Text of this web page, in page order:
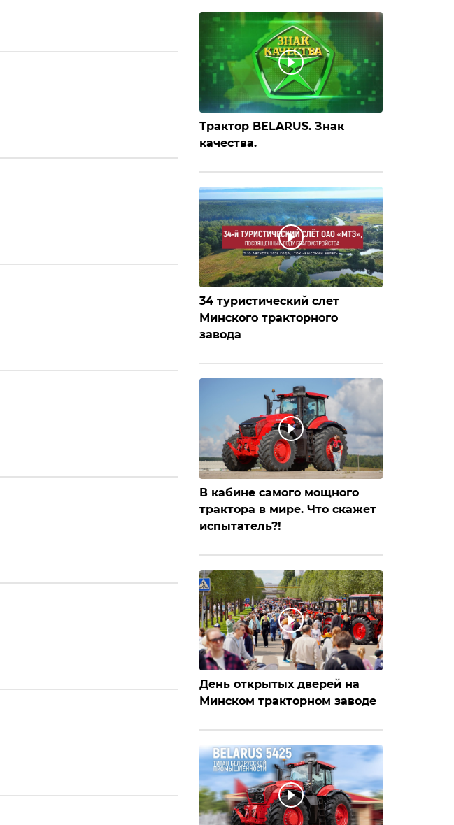
Трактор BELARUS. Знак
качества.
34 туристический слет
Минского тракторного
завода
В кабине самого мощного
трактора в мире. Что скажет
испытатель?!
День открытых дверей на
Минском тракторном заводе